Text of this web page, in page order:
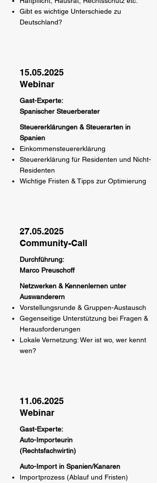
Gibt es wichtige Unterschiede zu
Deutschland?
15.05.2025
Webinar
Gast-Experte:
Spanischer Steuerberater
Steuererklärungen & Steuerarten in
Spanien
Einkommensteuererklärung
Steuererklärung für Residenten und Nicht-
Residenten
Wichtige Fristen & Tipps zur Optimierung
27.05.2025
Community-Call
Durchführung:
Marco Preuschoff
Netzwerken & Kennenlernen unter
Auswanderern
Vorstellungsrunde & Gruppen-Austausch
Gegenseitige Unterstützung bei Fragen &
Herausforderungen
Lokale Vernetzung: Wer ist wo, wer kennt
wen?
11.06.2025
Webinar
Gast-Experte:
Auto-Importeurin
(Rechtsfachwirtin)
Auto-Import in Spanien/Kanaren
Importprozess (Ablauf und Fristen)